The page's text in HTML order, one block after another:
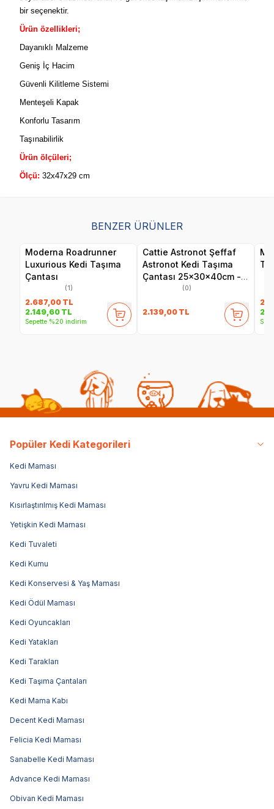
bir seçenektir.
Ürün özellikleri;
Dayanıklı Malzeme
Geniş İç Hacim
Güvenli Kilitleme Sistemi
Menteşeli Kapak
Konforlu Tasarım
Taşınabilirlik
Ürün ölçüleri;
Ölçü: 32x47x29 cm
BENZER ÜRÜNLER
Moderna Roadrunner
Luxurious Kedi Taşıma
Çantası
(1)
2.687,00 TL
2.149,60 TL
Sepette %20 indirim
Cattie Astronot Şeffaf
Astronot Kedi Taşıma
Çantası 25x30x40cm -
(0)
2.139,00 TL
Popüler Kedi Kategorileri
Kedi Maması
Yavru Kedi Maması
Kısırlaştırılmış Kedi Maması
Yetişkin Kedi Maması
Kedi Tuvaleti
Kedi Kumu
Kedi Konservesi & Yaş Maması
Kedi Ödül Maması
Kedi Oyuncakları
Kedi Yatakları
Kedi Tarakları
Kedi Taşıma Çantaları
Kedi Mama Kabı
Decent Kedi Maması
Felicia Kedi Maması
Sanabelle Kedi Maması
Advance Kedi Maması
Obivan Kedi Maması